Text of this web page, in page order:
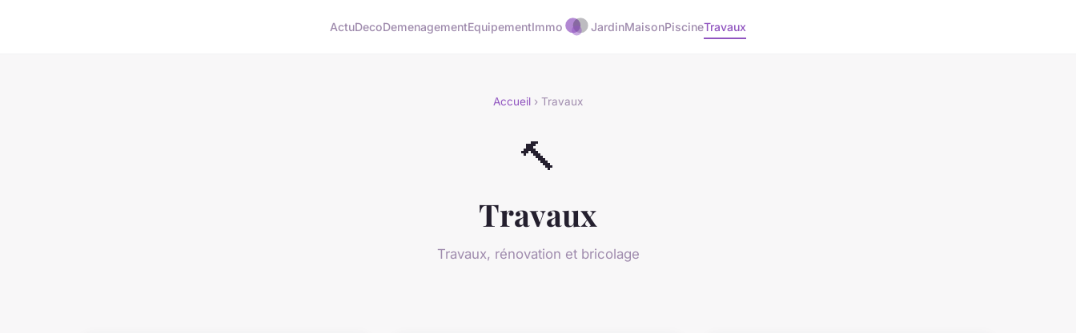
ActuDecoDemenagementEquipementImmo JardinMaisonPiscineTravaux
Accueil › Travaux
🔨
Travaux
Travaux, rénovation et bricolage